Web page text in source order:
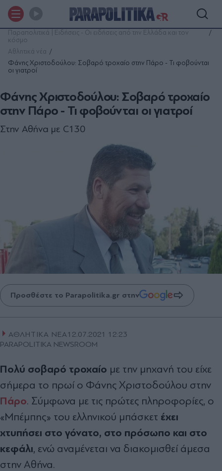
Παραπολιτικά | Ειδήσεις - Οι ειδήσεις από την Ελλάδα και τον
κόσμο
Αθλητικά νέα
Φάνης Χριστοδούλου: Σοβαρό τροχαίο στην Πάρο - Τι φοβούνται
οι γιατροί
Φάνης Χριστοδούλου: Σοβαρό τροχαίο
στην Πάρο - Τι φοβούνται οι γιατροί
Στην Αθήνα με C130
Προσθέστε το Parapolitika.gr στην
ΑΘΛΗΤΙΚΑ ΝΕΑ12.07.2021 12:23
PARAPOLITIKA NEWSROOM
Πολύ σοβαρό τροχαίο με την μηχανή του είχε
σήμερα το πρωί ο Φάνης Χριστοδούλου στην
Πάρο. Σύμφωνα με τις πρώτες πληροφορίες, ο
«Μπέμπης» του ελληνικού μπάσκετ έχει
χτυπήσει στο γόνατο, στο πρόσωπο και στο
κεφάλι, ενώ αναμένεται να διακομισθεί άμεσα
στην Αθήνα.